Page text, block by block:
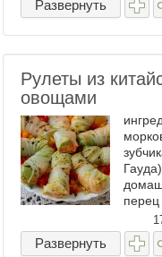
Развернуть
Рулеты из
овощами
перец
Развернуть